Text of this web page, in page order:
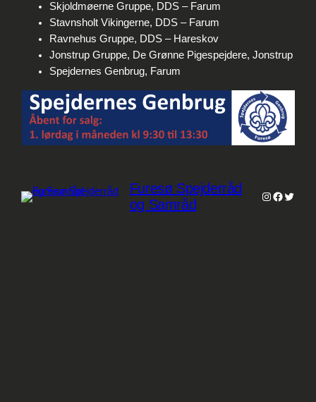
Skjoldmøerne Gruppe, DDS – Farum
Stavnsholt Vikingerne, DDS – Farum
Ravnehus Gruppe, DDS – Hareskov
Jonstrup Gruppe, De Grønne Pigespejdere, Jonstrup
Spejdernes Genbrug, Farum
Furesø Spejderråd
og Samråd
Instagram
Twitter